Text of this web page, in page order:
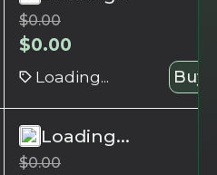
$0.00
$0.00
Loading... Buy
Loading...
$0.00